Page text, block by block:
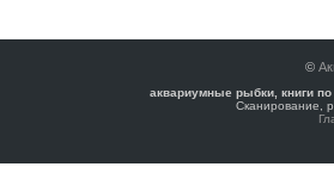
©
аквариумные рыбки, книги
Сканирование,